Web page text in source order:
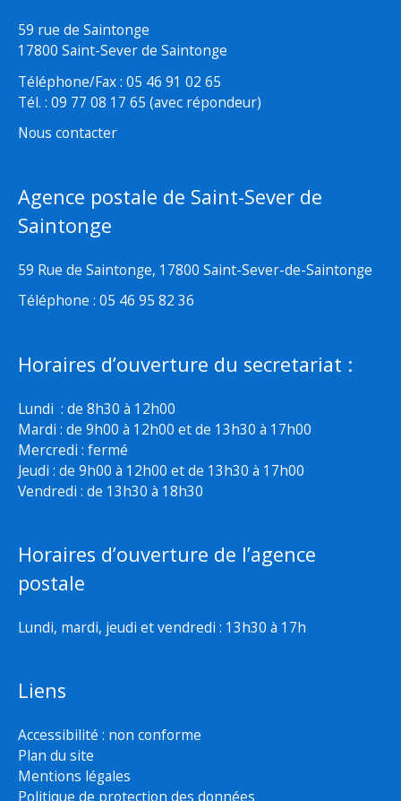
59 rue de Saintonge
17800 Saint-Sever de Saintonge
Téléphone/Fax : 05 46 91 02 65
Tél. : 09 77 08 17 65 (avec répondeur)
Nous contacter
Agence postale de Saint-Sever de
Saintonge
59 Rue de Saintonge, 17800 Saint-Sever-de-Saintonge
Téléphone : 05 46 95 82 36
Horaires d’ouverture du secretariat :
Lundi : de 8h30 à 12h00
Mardi : de 9h00 à 12h00 et de 13h30 à 17h00
Mercredi : fermé
Jeudi : de 9h00 à 12h00 et de 13h30 à 17h00
Vendredi : de 13h30 à 18h30
Horaires d’ouverture de l’agence
postale
Lundi, mardi, jeudi et vendredi : 13h30 à 17h
Liens
Accessibilité : non conforme
Plan du site
Mentions légales
Politique de protection des données